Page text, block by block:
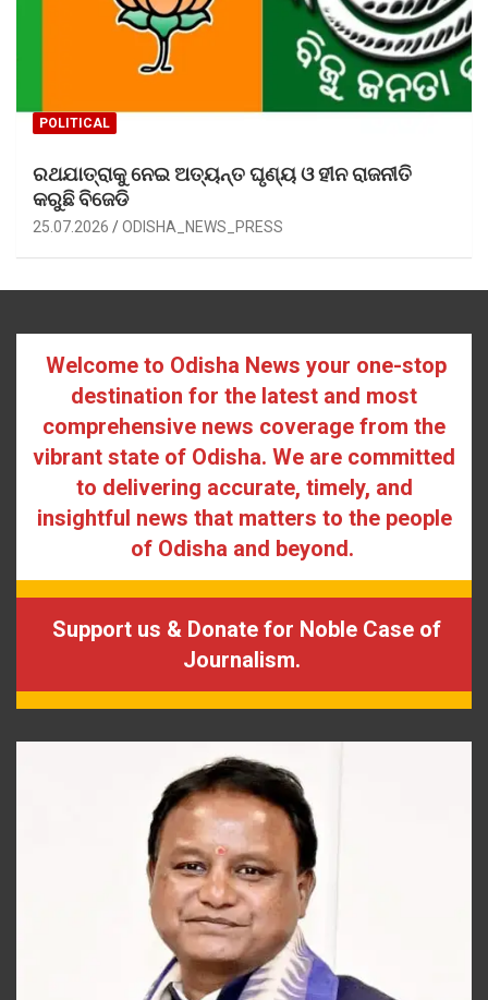
POLITICAL
ରଥଯାତ୍ରାକୁ ନେଇ ଅତ୍ୟନ୍ତ ଘୃଣ୍ୟ ଓ ହୀନ ରାଜନୀତି
କରୁଛି ବିଜେଡି
25.07.2026 ODISHA_NEWS_PRESS
Welcome to Odisha News your one-stop
destination for the latest and most
comprehensive news coverage from the
vibrant state of Odisha. We are committed
to delivering accurate, timely, and
insightful news that matters to the people
of Odisha and beyond.
Support us & Donate for Noble Case of
Journalism.